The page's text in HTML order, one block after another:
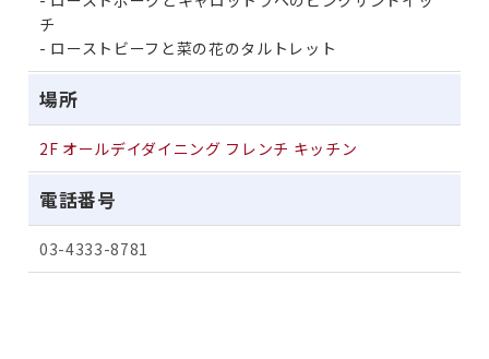
チ
ローストビーフと菜の花のタルトレット
場所
2F オールデイダイニング フレンチ キッチン
電話番号
03-4333-8781